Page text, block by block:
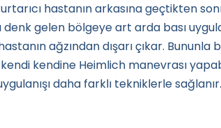
hastanın arkasına geçtikten
denk gelen bölgeye art arda bası
ağzından dışarı çıkar. Bununla
kendine Heimlich manevrası
daha farklı tekniklerle sağlanır.